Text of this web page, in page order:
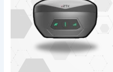
Resmi,
Harga
Terbaik